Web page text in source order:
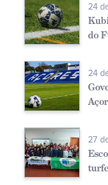
24
do
24
27